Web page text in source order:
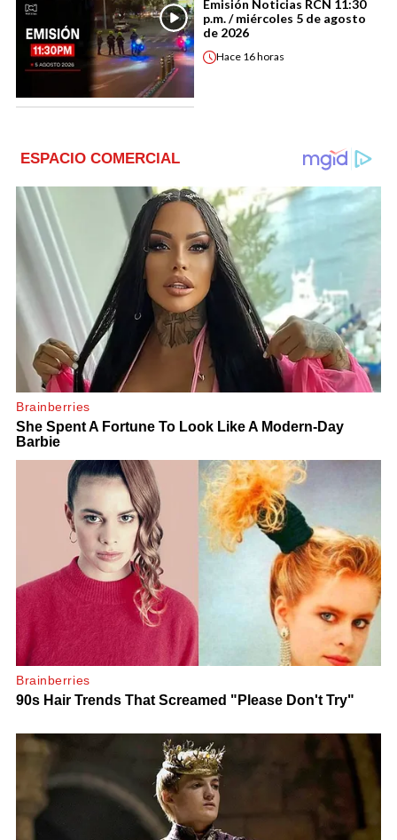
Emisión Noticias RCN 11:30
p.m. / miércoles 5 de agosto
de 2026
Hace 16 horas